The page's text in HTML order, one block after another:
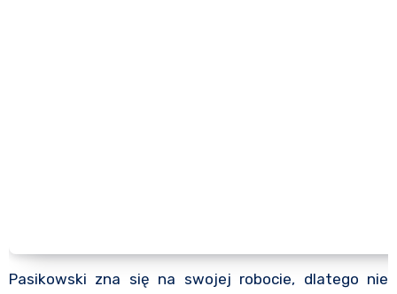
Pasikowski zna się na swojej robocie, dlatego nie